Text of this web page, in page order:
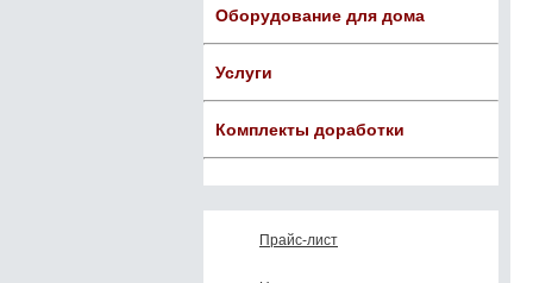
Оборудование для дома
Услуги
Комплекты доработки
Прайс-лист